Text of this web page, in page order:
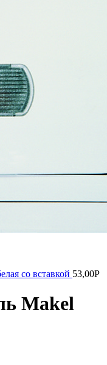
со вставкой 53,00Р
Makel